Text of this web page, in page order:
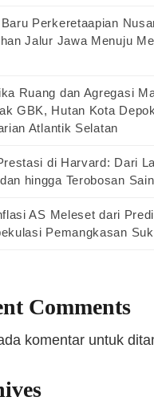
Perkeretaapian
Jalur Jawa Menuju
Ruang dan Agregasi
GBK, Hutan Kota
Atlantik Selatan
di Harvard: Dari
hingga Terobosan
AS Meleset dari
Pemangkasan
Comments
komentar untuk